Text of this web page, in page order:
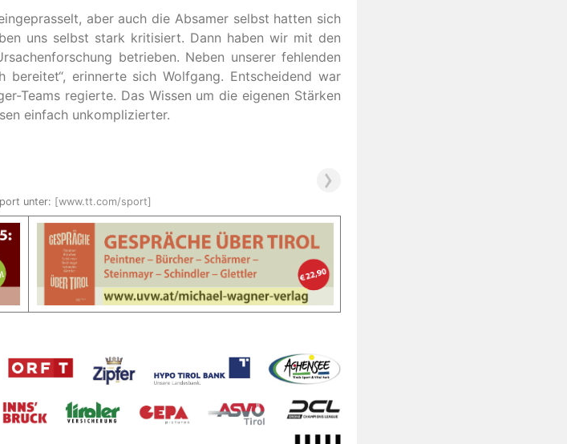
aber auch die Absamer selbst hatten sich
uns selbst stark kritisiert. Dann haben wir mit den
betrieben. Neben unserer fehlenden
erinnerte sich Wolfgang. Entscheidend war
Teams regierte. Das Wissen um die eigenen Stärken
einfach unkomplizierter.
unter: [www.tt.com/sport]